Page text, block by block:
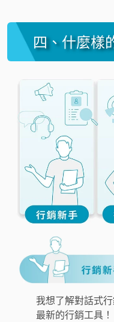
四、什麼樣
我想了解對話式
最新的行銷工具！